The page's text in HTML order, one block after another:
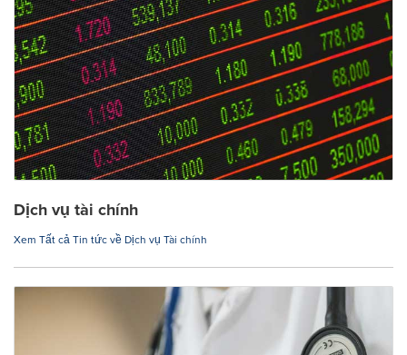
Dịch vụ tài chính
Xem Tất cả Tin tức về Dịch vụ Tài chính